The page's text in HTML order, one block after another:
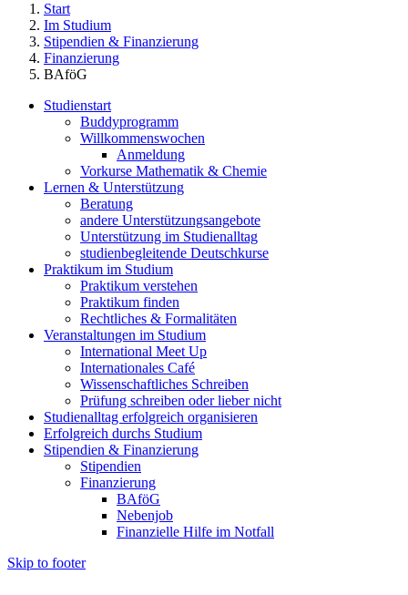
Start
Im Studium
Stipendien & Finanzierung
Finanzierung
BAföG
Studienstart
Buddyprogramm
Willkommenswochen
Anmeldung
Vorkurse Mathematik & Chemie
Lernen & Unterstützung
Beratung
andere Unterstützungsangebote
Unterstützung im Studienalltag
studienbegleitende Deutschkurse
Praktikum im Studium
Praktikum verstehen
Praktikum finden
Rechtliches & Formalitäten
Veranstaltungen im Studium
International Meet Up
Internationales Café
Wissenschaftliches Schreiben
Prüfung schreiben oder lieber nicht
Studienalltag erfolgreich organisieren
Erfolgreich durchs Studium
Stipendien & Finanzierung
Stipendien
Finanzierung
BAföG
Nebenjob
Finanzielle Hilfe im Notfall
Skip to footer